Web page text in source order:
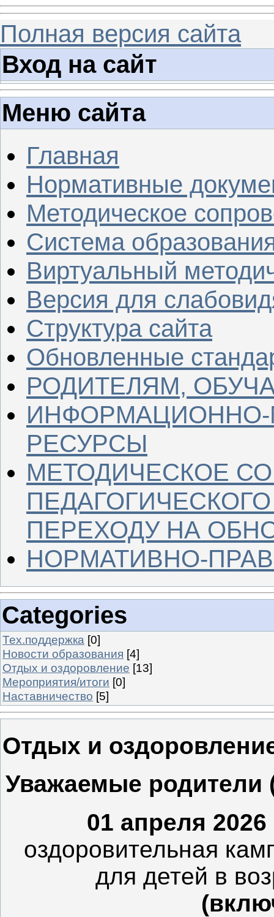
Полная версия сайта
Вход на сайт
Меню сайта
Главная
Нормативные
Методическое
Система
Виртуальный
Версия для
Структура сайта
Обновленные
РОДИТЕЛЯМ,
ИНФОРМАЦИОННО-
РЕСУРСЫ
МЕТОДИЧЕСКОЕ
ПЕРЕХОДУ НА
НОРМАТИВНО-
Categories
Тех.поддержка [0]
Новости образования [4]
Отдых и оздоровление [13]
Мероприятия/итоги [0]
Наставничество [5]
Отдых и
Уважаемые родители
01 апреля 2026
оздоровительная
для детей в